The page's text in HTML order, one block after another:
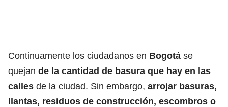
Continuamente los ciudadanos en Bogotá se
quejan de la cantidad de basura que hay en las
calles de la ciudad. Sin embargo, arrojar basuras,
llantas, residuos de construcción, escombros o